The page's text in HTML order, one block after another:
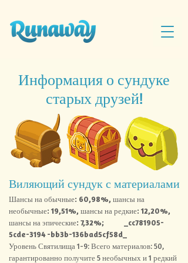
Информация о сундуке
старых друзей!
Виляющий сундук с материалами
Шансы на обычные: 60,98%, шансы на
необычные: 19,51%, шансы на редкие: 12,20%,
шансы на эпические: 7,32%;
_cc781905-
5cde-3194 -bb3b-136bad5cf58d_
Уровень Святилища 1-9: Всего материалов: 50,
гарантированно получите 5 необычных и 1 редкий